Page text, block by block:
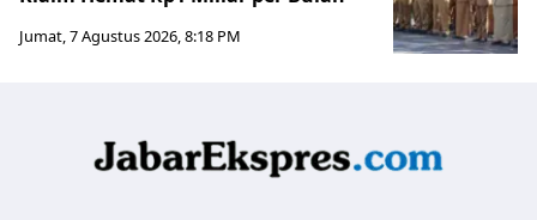
Jumat, 7 Agustus 2026, 8:18 PM